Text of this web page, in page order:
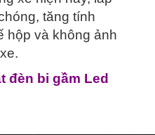
tăng tính
hộp và không ảnh
đèn bi gầm Led